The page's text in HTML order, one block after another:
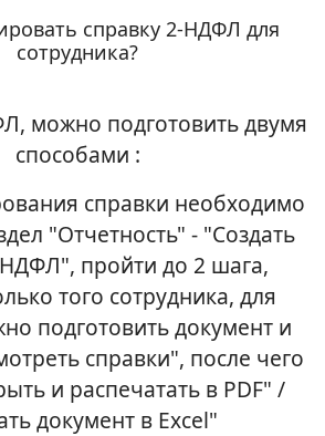
справку 2-НДФЛ для
сотрудника?
можно подготовить двумя
способами :
справки необходимо
"Отчетность" - "Создать
пройти до 2 шага,
того сотрудника, для
подготовить документ и
справки", после чего
и распечатать в PDF" /
документ в Excel"